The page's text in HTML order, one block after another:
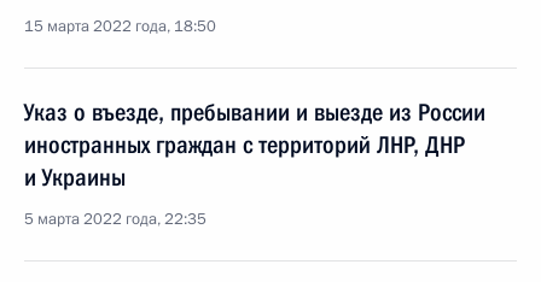
15 марта 2022 года, 18:50
Указ о въезде, пребывании и выезде из России
иностранных граждан с территорий ЛНР, ДНР
и Украины
5 марта 2022 года, 22:35